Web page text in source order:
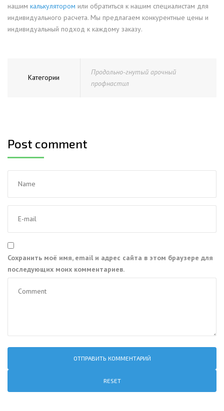
нашим калькулятором или обратиться к нашим специалистам для
индивидуального расчета. Мы предлагаем конкурентные цены и
индивидуальный подход к каждому заказу.
Категории
Продольно-гнутый арочный
профнастил
Post comment
Сохранить моё имя, email и адрес сайта в этом браузере для
последующих моих комментариев.
RESET